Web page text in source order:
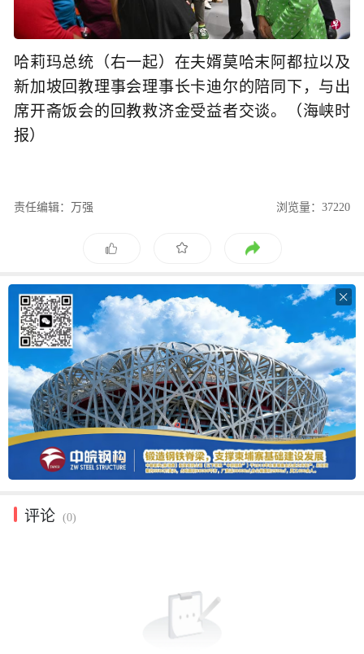
哈莉玛总统（右一起）在夫婿莫哈末阿都拉以及
新加坡回教理事会理事长卡迪尔的陪同下，与出
席开斋饭会的回教救济金受益者交谈。（海峡时
报）
责任编辑：万强 浏览量：37220

评论 (0)